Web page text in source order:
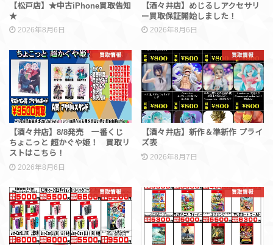
【松戸店】★中古iPhone買取告知
★
2026年8月6日
【酒々井店】めじるしアクセサリ
ー買取保証開始しました！
2026年8月6日
買取情報
【酒々井店】8/8発売 一番くじ
ちょこっと 超かぐや姫！ 買取リ
ストはこちら！
2026年8月6日
買取情報
【酒々井店】新作＆準新作 プライ
ズ表
2026年8月7日
買取情報 買取情報